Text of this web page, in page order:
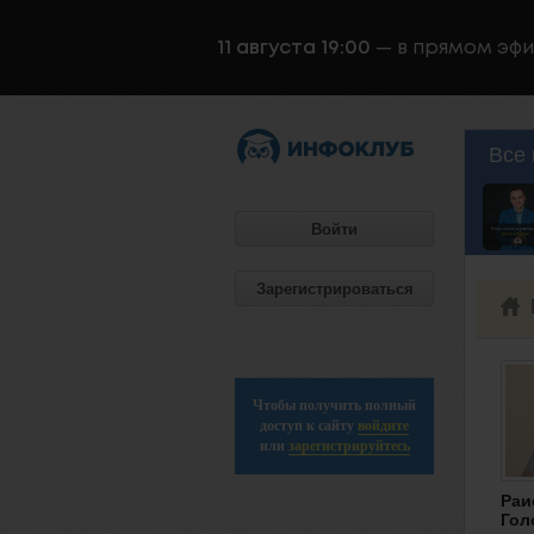
11 августа 19:00 — в прямом
Войти
Зарегистрироваться
Чтобы получить полный
доступ к сайту войдите
или зарегистрируйтесь
Все